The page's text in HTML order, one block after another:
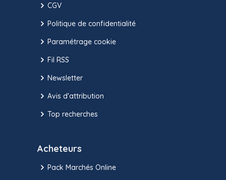
CGV
Politique de confidentialité
Paramétrage cookie
Fil RSS
Newsletter
Avis d'attribution
Top recherches
Acheteurs
Pack Marchés Online